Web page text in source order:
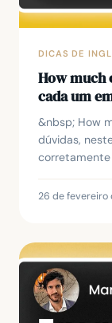
DICAS DE
How much
cada um
&nbsp; How
dúvidas,
corretamente
quantidades.
26 de fevereiro